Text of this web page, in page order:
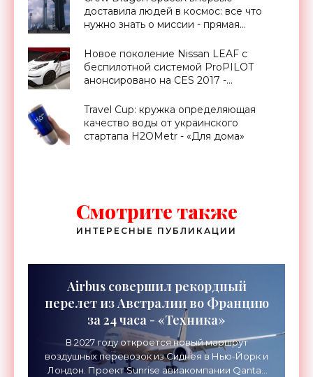
доставила людей в космос: все что
нужно знать о миссии - прямая
Новое поколение Nissan LEAF с
беспилотной системой ProPILOT
анонсировано на CES 2017 -
Travel Cup: кружка определяющая
качество воды от украинского
стартапа H2OMetr - «Для дома»
Смотрите также
ИНТЕРЕСНЫЕ ПУБЛИКАЦИИ
Airbus совершил рекордный
перелет из Австралии во Францию
за 24 часа - «Техника»
В 2027 году откроется новый маршрут
воздушных перевозок из Сиднея в Нью-Йорк и
Лондон. Проект Sunrise авиакомпании Qantas